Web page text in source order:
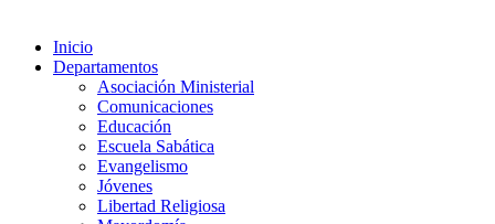
Inicio
Departamentos
Asociación Ministerial
Comunicaciones
Educación
Escuela Sabática
Evangelismo
Jóvenes
Libertad Religiosa